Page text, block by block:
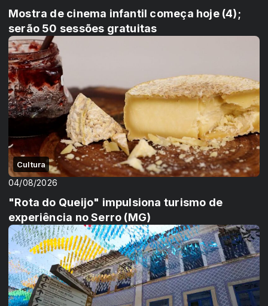
Mostra de cinema infantil começa hoje (4);
serão 50 sessões gratuitas
Cultura
04/08/2026
"Rota do Queijo" impulsiona turismo de
experiência no Serro (MG)